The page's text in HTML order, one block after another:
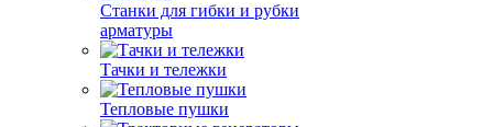
Станки для гибки и рубки
арматуры
Тачки и тележки
Тепловые пушки